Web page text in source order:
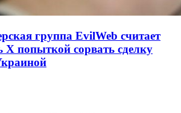
группа EvilWeb считает
Х попыткой сорвать сделку